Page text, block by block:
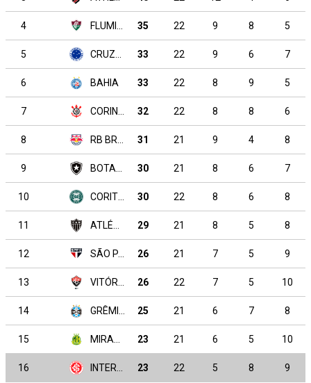
4 FLUMINENSE 35 22 9 8 5
5 CRUZEIRO 33 22 9 6 7
6 BAHIA 33 22 8 9 5
7 CORINTHIANS 32 22 8 8 6
8 RB BRAGANTINO 31 21 9 4 8
9 BOTAFOGO 30 21 8 6 7
10 CORITIBA 30 22 8 6 8
11 ATLÉTICO MINEIRO 29 21 8 5 8
12 SÃO PAULO 26 21 7 5 9
13 VITÓRIA 26 22 7 5 10
14 GRÊMIO 25 21 6 7 8
15 MIRASSOL 23 21 6 5 10
16 INTERNACIONAL 23 22 5 8 9